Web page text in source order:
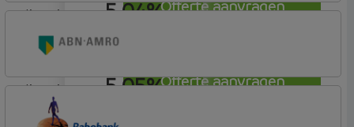
Offerte aanvragen
5,04%
Offerte aanvragen
lineair
5,05%
Nationale Nederlanden
lineair
ABN AMRO Bank
Budget